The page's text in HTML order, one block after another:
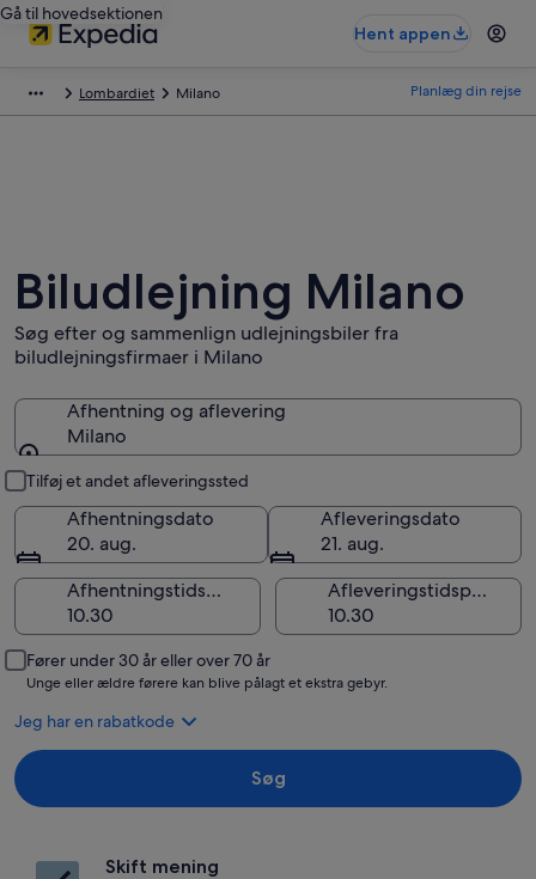
Gå til hovedsektionen
Hent appen
Lombardiet Milano Planlæg din rejse
Biludlejning Milano
Søg efter og sammenlign udlejningsbiler fra
biludlejningsfirmaer i Milano
Afhentning og aflevering
Milano
Tilføj et andet afleveringssted
Afhentningsdato
20. aug.
Afleveringsdato
21. aug.
Afhentningstidspunkt
Afleveringstidspunkt
Fører under 30 år eller over 70 år
Unge eller ældre førere kan blive pålagt et ekstra gebyr.
Jeg har en rabatkode
Søg
Skift mening